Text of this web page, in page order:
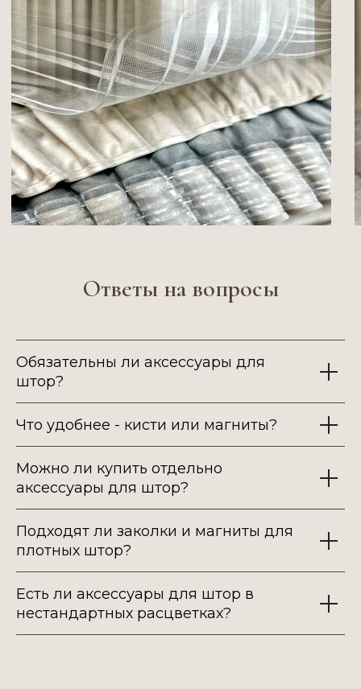
Ответы на вопросы
Обязательны ли аксессуары для
штор?
Что удобнее - кисти или магниты?
Можно ли купить отдельно
аксессуары для штор?
Подходят ли заколки и магниты для
плотных штор?
Есть ли аксессуары для штор в
нестандартных расцветках?
Мир Портьер
ИНН 272437861808
ИП Самойленко Л.В.
Политика конфиденциальности
Пошив штор
Римские шторы
Шторы блэкаут
Ткани по каталогам
Рулонные шторы
Жалюзи
Карнизы
Аксессуары
Наши работы
Контакты
Муравьева-Амурского 25